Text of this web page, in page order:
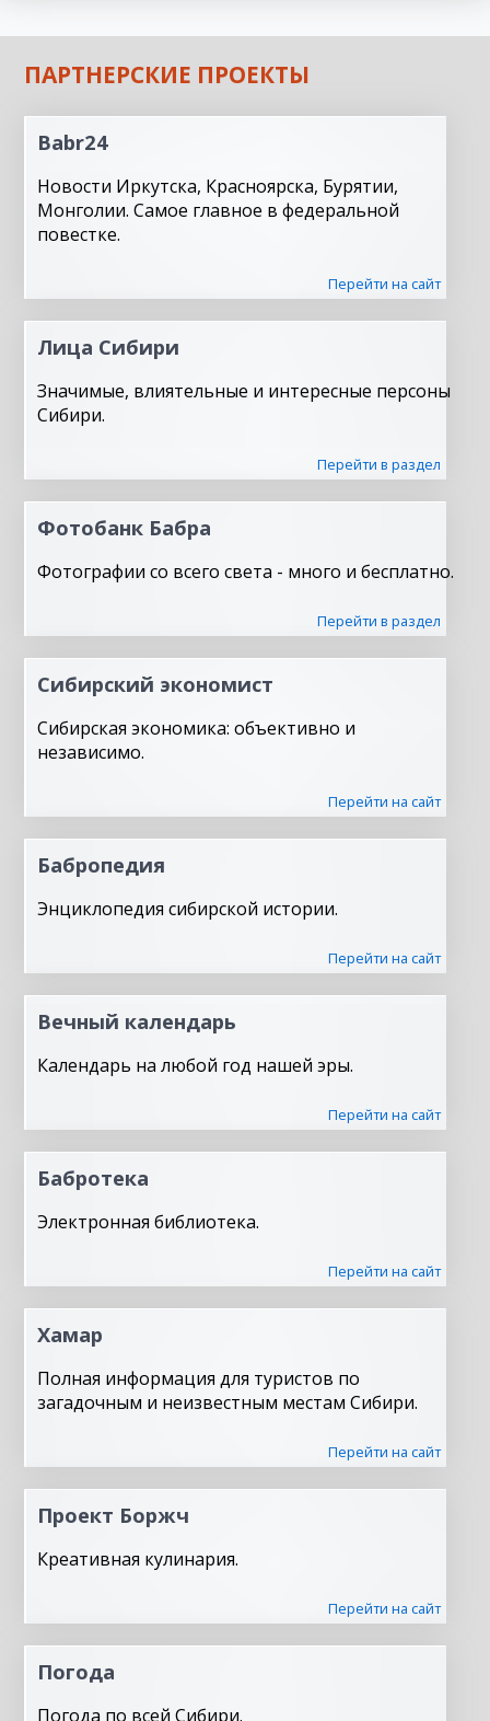
ПАРТНЕРСКИЕ ПРОЕКТЫ
Babr24
Новости Иркутска, Красноярска, Бурятии,
Монголии. Самое главное в федеральной
повестке.
Перейти на сайт
Лица Сибири
Значимые, влиятельные и интересные персоны
Сибири.
Перейти в раздел
Фотобанк Бабра
Фотографии со всего света - много и бесплатно.
Перейти в раздел
Сибирский экономист
Сибирская экономика: объективно и
независимо.
Перейти на сайт
Бабропедия
Энциклопедия сибирской истории.
Перейти на сайт
Вечный календарь
Календарь на любой год нашей эры.
Перейти на сайт
Бабротека
Электронная библиотека.
Перейти на сайт
Хамар
Полная информация для туристов по
загадочным и неизвестным местам Сибири.
Перейти на сайт
Проект Боржч
Креативная кулинария.
Перейти на сайт
Погода
Погода по всей Сибири.